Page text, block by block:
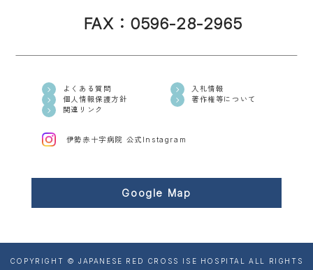
FAX：0596-28-2965
よくある質問
入札情報
個人情報保護方針
著作権等について
関連リンク
伊勢赤十字病院 公式Instagram
Google Map
COPYRIGHT © JAPANESE RED CROSS ISE HOSPITAL ALL RIGHTS